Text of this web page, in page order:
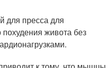
для пресса для
живота без